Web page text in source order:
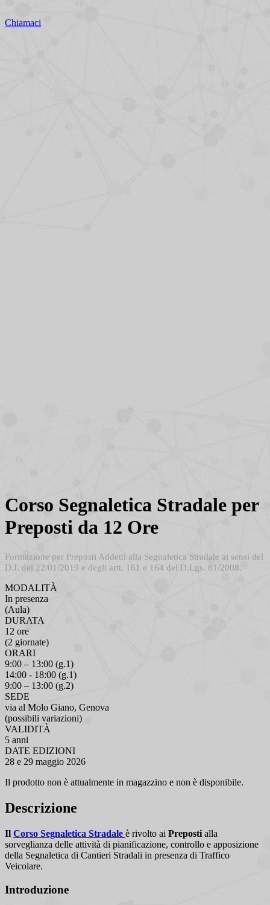
Chiamaci
Corso Segnaletica Stradale per
Preposti da 12 Ore
Formazione per Preposti Addetti alla Segnaletica Stradale ai sensi del
D.I. del 22/01/2019 e degli artt. 161 e 164 del D.Lgs. 81/2008.
MODALITÀ
In presenza
(Aula)
DURATA
12 ore
(2 giornate)
ORARI
9:00 – 13:00 (g.1)
14:00 - 18:00 (g.1)
9:00 – 13:00 (g.2)
SEDE
via al Molo Giano, Genova
(possibili variazioni)
VALIDITÀ
5 anni
DATE EDIZIONI
28 e 29 maggio 2026
Il prodotto non è attualmente in magazzino e non è disponibile.
Descrizione
Il Corso Segnaletica Stradale è rivolto ai Preposti alla
sorveglianza delle attività di pianificazione, controllo e apposizione
della Segnaletica di Cantieri Stradali in presenza di Traffico
Veicolare.
Introduzione